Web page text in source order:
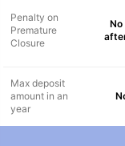
Penalty on
Premature
Closure
No
Max deposit
amount in an
year